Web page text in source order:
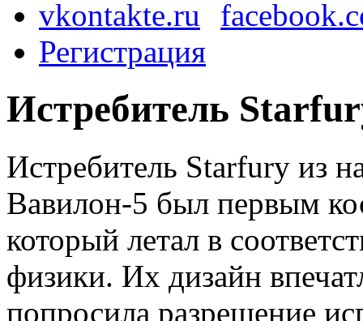
Регистрация
Истребитель
Истребитель Starfury из
Вавилон-5 был первым
который летал в
физики. Их дизайн
попросила разрешение